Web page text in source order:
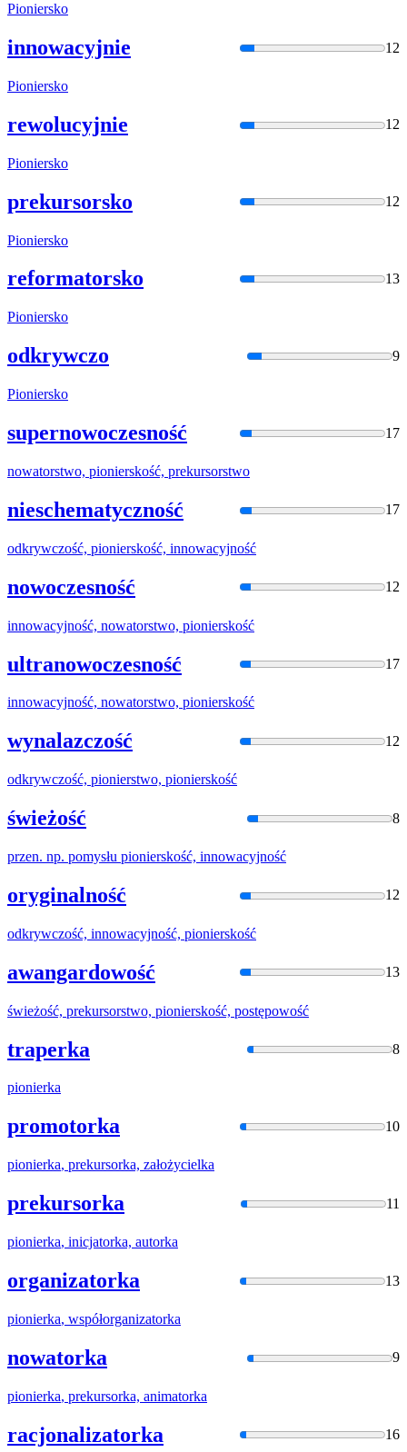
Pioniersko
innowacyjnie 12
Pioniersko
rewolucyjnie 12
Pioniersko
prekursorsko 12
Pioniersko
reformatorsko 13
Pioniersko
odkrywczo 9
Pioniersko
supernowoczesność 17
nowatorstwo, pionierskość, prekursorstwo
nieschematyczność 17
odkrywczość, pionierskość, innowacyjność
nowoczesność 12
innowacyjność, nowatorstwo, pionierskość
ultranowoczesność 17
innowacyjność, nowatorstwo, pionierskość
wynalazczość 12
odkrywczość, pionierstwo, pionierskość
świeżość 8
przen. np. pomysłu pionierskość, innowacyjność
oryginalność 12
odkrywczość, innowacyjność, pionierskość
awangardowość 13
świeżość, prekursorstwo, pionierskość, postępowość
traperka 8
pionierka
promotorka 10
pionierka, prekursorka, założycielka
prekursorka 11
pionierka, inicjatorka, autorka
organizatorka 13
pionierka, współorganizatorka
nowatorka 9
pionierka, prekursorka, animatorka
racjonalizatorka 16